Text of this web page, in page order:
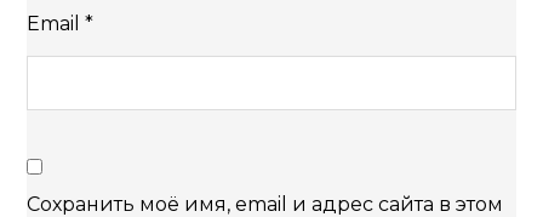
Email*
Сохранить моё имя, email и адрес сайта в этом